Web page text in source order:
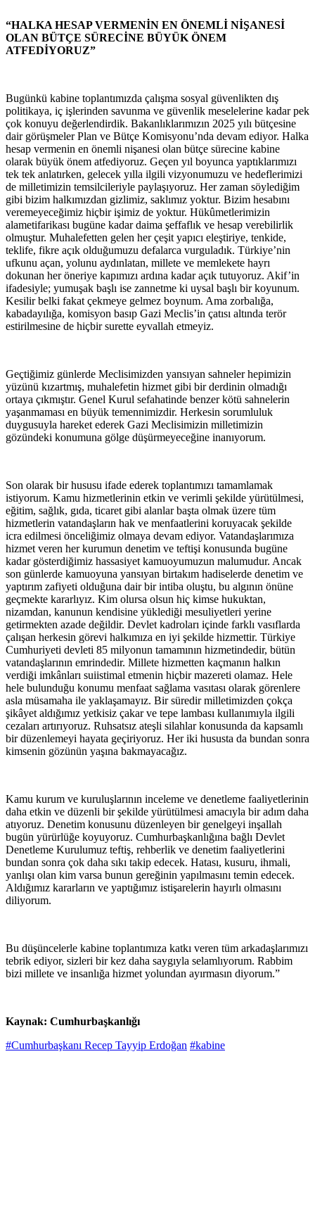
“HALKA HESAP VERMENİN EN ÖNEMLİ NİŞANESİ
OLAN BÜTÇE SÜRECİNE BÜYÜK ÖNEM
ATFEDİYORUZ”
Bugünkü kabine toplantımızda çalışma sosyal güvenlikten dış
politikaya, iç işlerinden savunma ve güvenlik meselelerine kadar pek
çok konuyu değerlendirdik. Bakanlıklarımızın 2025 yılı bütçesine
dair görüşmeler Plan ve Bütçe Komisyonu’nda devam ediyor. Halka
hesap vermenin en önemli nişanesi olan bütçe sürecine kabine
olarak büyük önem atfediyoruz. Geçen yıl boyunca yaptıklarımızı
tek tek anlatırken, gelecek yılla ilgili vizyonumuzu ve hedeflerimizi
de milletimizin temsilcileriyle paylaşıyoruz. Her zaman söylediğim
gibi bizim halkımızdan gizlimiz, saklımız yoktur. Bizim hesabını
veremeyeceğimiz hiçbir işimiz de yoktur. Hükûmetlerimizin
alametifarikası bugüne kadar daima şeffaflık ve hesap verebilirlik
olmuştur. Muhalefetten gelen her çeşit yapıcı eleştiriye, tenkide,
teklife, fikre açık olduğumuzu defalarca vurguladık. Türkiye’nin
ufkunu açan, yolunu aydınlatan, millete ve memlekete hayrı
dokunan her öneriye kapımızı ardına kadar açık tutuyoruz. Akif’in
ifadesiyle; yumuşak başlı ise zannetme ki uysal başlı bir koyunum.
Kesilir belki fakat çekmeye gelmez boynum. Ama zorbalığa,
kabadayılığa, komisyon basıp Gazi Meclis’in çatısı altında terör
estirilmesine de hiçbir surette eyvallah etmeyiz.
Geçtiğimiz günlerde Meclisimizden yansıyan sahneler hepimizin
yüzünü kızartmış, muhalefetin hizmet gibi bir derdinin olmadığı
ortaya çıkmıştır. Genel Kurul sefahatinde benzer kötü sahnelerin
yaşanmaması en büyük temennimizdir. Herkesin sorumluluk
duygusuyla hareket ederek Gazi Meclisimizin milletimizin
gözündeki konumuna gölge düşürmeyeceğine inanıyorum.
Son olarak bir hususu ifade ederek toplantımızı tamamlamak
istiyorum. Kamu hizmetlerinin etkin ve verimli şekilde yürütülmesi,
eğitim, sağlık, gıda, ticaret gibi alanlar başta olmak üzere tüm
hizmetlerin vatandaşların hak ve menfaatlerini koruyacak şekilde
icra edilmesi önceliğimiz olmaya devam ediyor. Vatandaşlarımıza
hizmet veren her kurumun denetim ve teftişi konusunda bugüne
kadar gösterdiğimiz hassasiyet kamuoyumuzun malumudur. Ancak
son günlerde kamuoyuna yansıyan birtakım hadiselerde denetim ve
yaptırım zafiyeti olduğuna dair bir intiba oluştu, bu algının önüne
geçmekte kararlıyız. Kim olursa olsun hiç kimse hukuktan,
nizamdan, kanunun kendisine yüklediği mesuliyetleri yerine
getirmekten azade değildir. Devlet kadroları içinde farklı vasıflarda
çalışan herkesin görevi halkımıza en iyi şekilde hizmettir. Türkiye
Cumhuriyeti devleti 85 milyonun tamamının hizmetindedir, bütün
vatandaşlarının emrindedir. Millete hizmetten kaçmanın halkın
verdiği imkânları suiistimal etmenin hiçbir mazereti olamaz. Hele
hele bulunduğu konumu menfaat sağlama vasıtası olarak görenlere
asla müsamaha ile yaklaşamayız. Bir süredir milletimizden çokça
şikâyet aldığımız yetkisiz çakar ve tepe lambası kullanımıyla ilgili
cezaları artırıyoruz. Ruhsatsız ateşli silahlar konusunda da kapsamlı
bir düzenlemeyi hayata geçiriyoruz. Her iki hususta da bundan sonra
kimsenin gözünün yaşına bakmayacağız.
Kamu kurum ve kuruluşlarının inceleme ve denetleme faaliyetlerinin
daha etkin ve düzenli bir şekilde yürütülmesi amacıyla bir adım daha
atıyoruz. Denetim konusunu düzenleyen bir genelgeyi inşallah
bugün yürürlüğe koyuyoruz. Cumhurbaşkanlığına bağlı Devlet
Denetleme Kurulumuz teftiş, rehberlik ve denetim faaliyetlerini
bundan sonra çok daha sıkı takip edecek. Hatası, kusuru, ihmali,
yanlışı olan kim varsa bunun gereğinin yapılmasını temin edecek.
Aldığımız kararların ve yaptığımız istişarelerin hayırlı olmasını
diliyorum.
Bu düşüncelerle kabine toplantımıza katkı veren tüm arkadaşlarımızı
tebrik ediyor, sizleri bir kez daha saygıyla selamlıyorum. Rabbim
bizi millete ve insanlığa hizmet yolundan ayırmasın diyorum.”
Kaynak: Cumhurbaşkanlığı
#Cumhurbaşkanı Recep Tayyip Erdoğan #kabine